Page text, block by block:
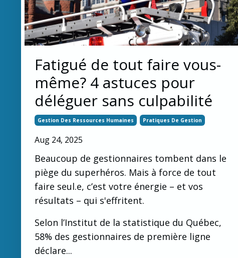
Fatigué de tout faire vous-
même? 4 astuces pour
déléguer sans culpabilité
Gestion Des Ressources Humaines Pratiques De Gestion
Aug 24, 2025
Beaucoup de gestionnaires tombent dans le
piège du superhéros. Mais à force de tout
faire seul.e, c’est votre énergie – et vos
résultats – qui s'effritent.
Selon l’Institut de la statistique du Québec,
58% des gestionnaires de première ligne
déclare...